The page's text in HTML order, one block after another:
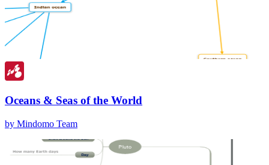
Oceans & Seas of the World
by Mindomo Team